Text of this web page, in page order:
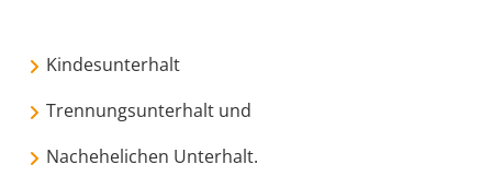
Kindesunterhalt
Trennungsunterhalt und
Nachehelichen Unterhalt.